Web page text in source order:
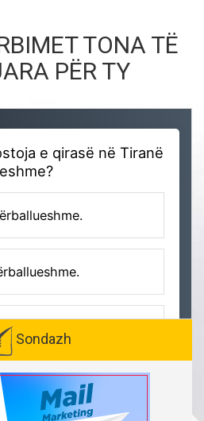
TONA TË
PËR TY
Sondazh